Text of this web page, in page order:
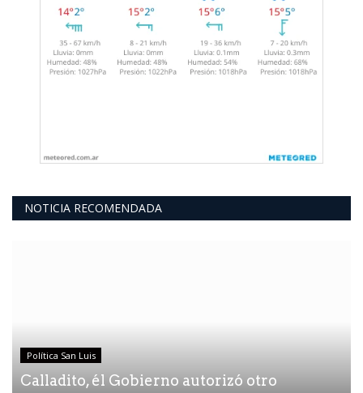
NOTICIA RECOMENDADA
Política San Luis
Calladito, él Gobierno autorizó otro